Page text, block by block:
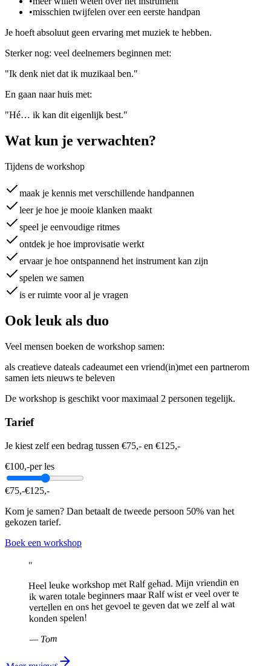
•misschien twijfelen over een eerste handpan
Je hoeft absoluut geen ervaring met muziek te hebben.
Sterker nog: veel deelnemers beginnen met:
"Ik denk niet dat ik muzikaal ben."
En gaan naar huis met:
"Hé… ik kan dit eigenlijk best."
Wat kun je verwachten?
Tijdens de workshop
maak je kennis met verschillende handpannen
leer je hoe je mooie klanken maakt
speel je eenvoudige ritmes
ontdek je hoe improvisatie werkt
ervaar je hoe ontspannend het instrument kan zijn
spelen we samen
is er ruimte voor al je vragen
Ook leuk als duo
Veel mensen boeken de workshop samen:
als creatieve dateals cadeaumet een vriend(in)met een partnerom
samen iets nieuws te beleven
De workshop is geschikt voor maximaal 2 personen tegelijk.
Tarief
Je kiest zelf een bedrag tussen €75,- en €125,-
€100,-per les
€75,-€125,-
Kom je samen? Dan betaalt de tweede persoon 50% van het
gekozen tarief.
Boek een workshop
"
Heel leuke workshop met Ralf gehad. Mijn vriendin en
ik waren totale beginners maar Ralf wist er veel over te
vertellen en ons het gevoel te geven dat we zelf al wat
konden spelen!
— Tom